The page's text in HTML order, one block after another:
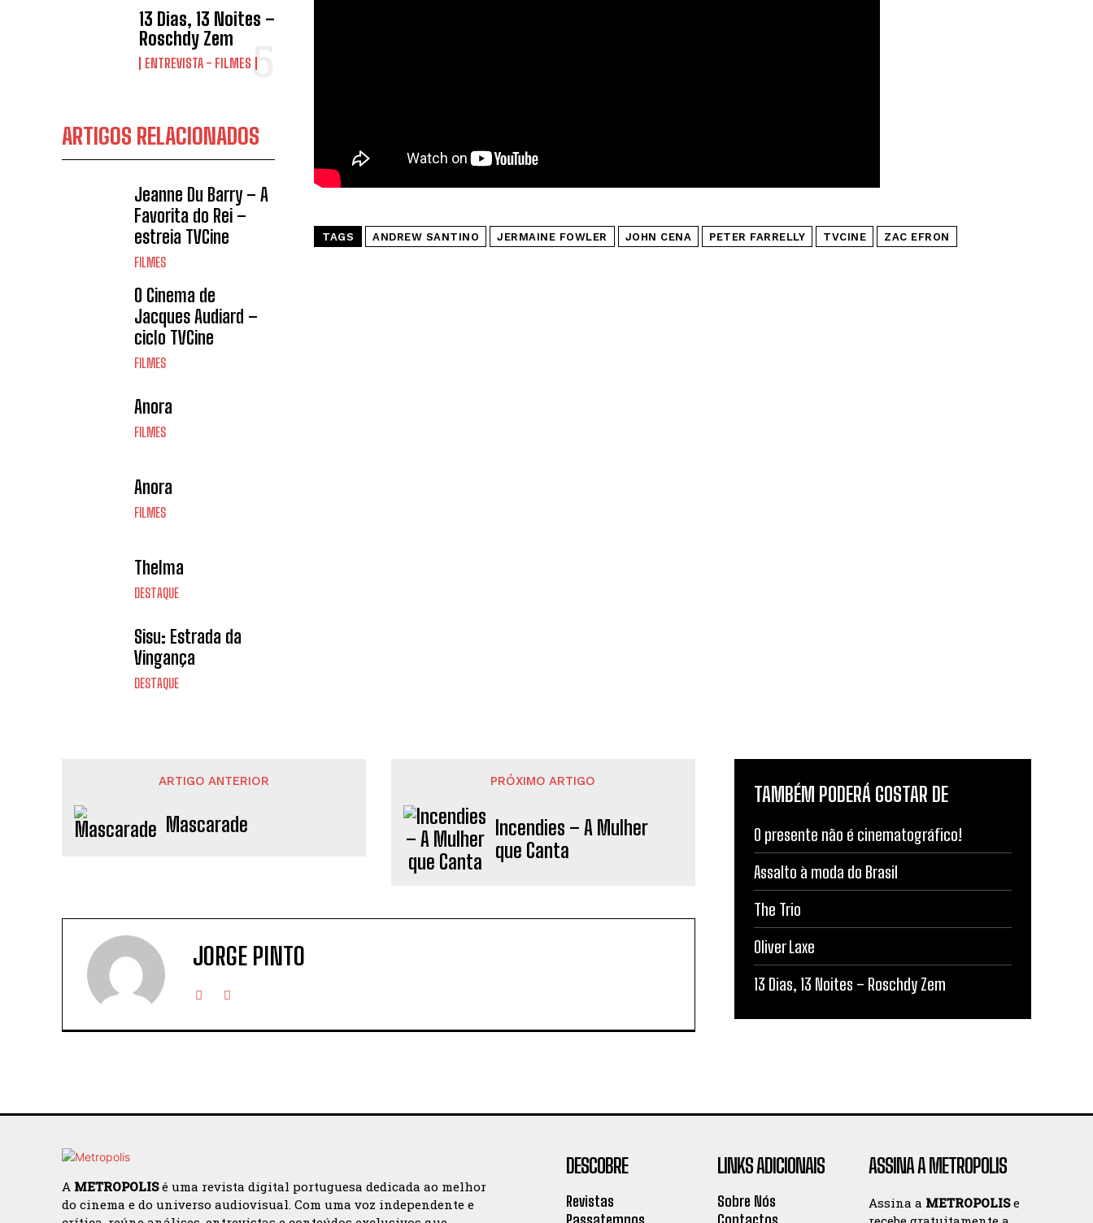
13 Dias, 13 Noites –
Roschdy Zem
ENTREVISTA - FILMES
ARTIGOS RELACIONADOS
Jeanne Du Barry – A
Favorita do Rei –
estreia TVCine
FILMES
O Cinema de
Jacques Audiard –
ciclo TVCine
FILMES
Anora
FILMES
Anora
FILMES
Thelma
DESTAQUE
Sisu: Estrada da
Vingança
DESTAQUE
TAGS ANDREW SANTINO JERMAINE FOWLER JOHN CENA PETER FARRELLY TVCINE ZAC EFRON
ARTIGO ANTERIOR
Mascarade
PRÓXIMO ARTIGO
Incendies – A Mulher
que Canta
JORGE PINTO
TAMBÉM PODERÁ GOSTAR DE
O presente não é cinematográfico!
Assalto à moda do Brasil
The Trio
Oliver Laxe
13 Dias, 13 Noites – Roschdy Zem
A METROPOLISé uma revista digital portuguesa dedicada ao melhor
do cinema e do universo audiovisual. Com uma voz independente e
DESCOBRE
Revistas
LINKS ADICIONAIS
Sobre Nós
ASSINA A METROPOLIS
Assina a METROPOLISe